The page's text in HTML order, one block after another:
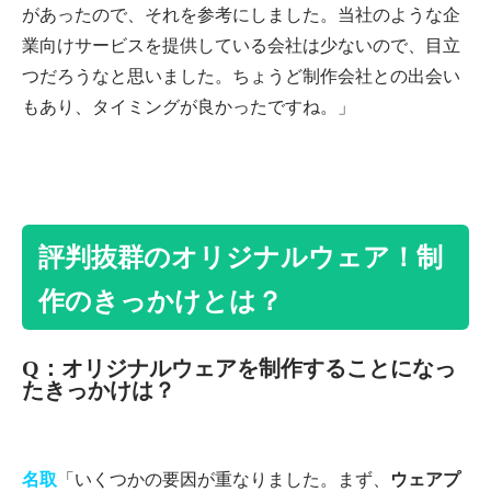
があったので、それを参考にしました。当社のような企
業向けサービスを提供している会社は少ないので、目立
つだろうなと思いました。ちょうど制作会社との出会い
もあり、タイミングが良かったですね。」
評判抜群のオリジナルウェア！制
作のきっかけとは？
Q：オリジナルウェアを制作することになっ
たきっかけは？
名取 「いくつかの要因が重なりました。まず、
ウェアプ